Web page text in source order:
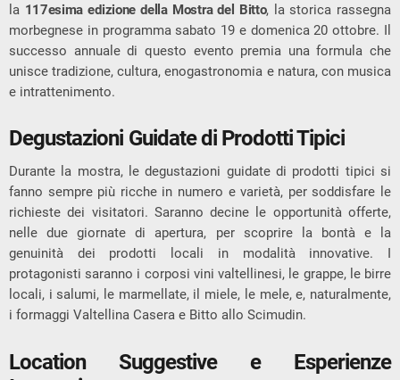
la 117esima edizione della Mostra del Bitto, la storica rassegna
morbegnese in programma sabato 19 e domenica 20 ottobre. Il
successo annuale di questo evento premia una formula che
unisce tradizione, cultura, enogastronomia e natura, con musica
e intrattenimento.
Degustazioni Guidate di Prodotti Tipici
Durante la mostra, le degustazioni guidate di prodotti tipici si
fanno sempre più ricche in numero e varietà, per soddisfare le
richieste dei visitatori. Saranno decine le opportunità offerte,
nelle due giornate di apertura, per scoprire la bontà e la
genuinità dei prodotti locali in modalità innovative. I
protagonisti saranno i corposi vini valtellinesi, le grappe, le birre
locali, i salumi, le marmellate, il miele, le mele, e, naturalmente,
i formaggi Valtellina Casera e Bitto allo Scimudin.
Location Suggestive e Esperienze